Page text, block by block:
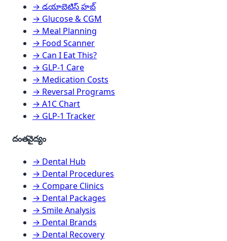
→ డయాబెటిస్ హబ్
→ Glucose & CGM
→ Meal Planning
→ Food Scanner
→ Can I Eat This?
→ GLP-1 Care
→ Medication Costs
→ Reversal Programs
→ A1C Chart
→ GLP-1 Tracker
దంతవైద్యం
→ Dental Hub
→ Dental Procedures
→ Compare Clinics
→ Dental Packages
→ Smile Analysis
→ Dental Brands
→ Dental Recovery